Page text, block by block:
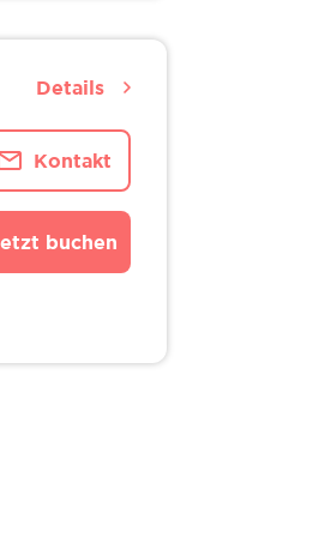
Kontakt
buchen
Details